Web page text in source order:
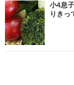
小4息
りき